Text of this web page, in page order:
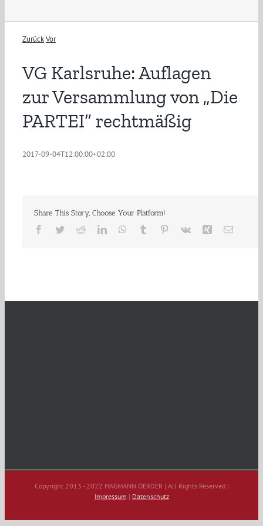
ZurückVor
VG Karlsruhe: Auflagen
zur Versammlung von „Die
PARTEI“ rechtmäßig
2017-09-04T12:00:00+02:00
Share This Story, Choose Your Platform!
Facebook
TwitterRedditLinkedInWhatsApp
Tumblr Pinterest
Vk Xing E-
Copyright 2013 - 2022 HAGMANN OERDER | All Rights Reserved |
Impressum | Datenschutz